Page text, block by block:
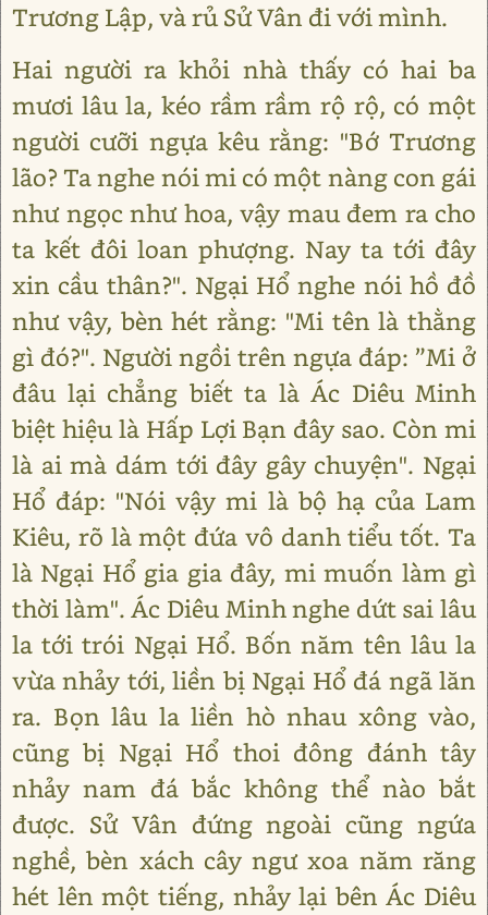
Trương Lập, và rủ Sử Vân đi với mình.
Hai người ra khỏi nhà thấy có hai ba
mươi lâu la, kéo rầm rầm rộ rộ, có một
người cưỡi ngựa kêu rằng: "Bớ Trương
lão? Ta nghe nói mi có một nàng con gái
như ngọc như hoa, vậy mau đem ra cho
ta kết đôi loan phượng. Nay ta tới đây
xin cầu thân?". Ngại Hổ nghe nói hồ đồ
như vậy, bèn hét rằng: "Mi tên là thằng
gì đó?". Người ngồi trên ngựa đáp: ”Mi ở
đâu lại chẳng biết ta là Ác Diêu Minh
biệt hiệu là Hấp Lợi Bạn đây sao. Còn mi
là ai mà dám tới đây gây chuyện". Ngại
Hổ đáp: "Nói vậy mi là bộ hạ của Lam
Kiêu, rõ là một đứa vô danh tiểu tốt. Ta
là Ngại Hổ gia gia đây, mi muốn làm gì
thời làm". Ác Diêu Minh nghe dứt sai lâu
la tới trói Ngại Hổ. Bốn năm tên lâu la
vừa nhảy tới, liền bị Ngại Hổ đá ngã lăn
ra. Bọn lâu la liền hò nhau xông vào,
cũng bị Ngại Hổ thoi đông đánh tây
nhảy nam đá bắc không thể nào bắt
được. Sử Vân đứng ngoài cũng ngứa
nghề, bèn xách cây ngư xoa năm răng
hét lên một tiếng, nhảy lại bên Ác Diêu